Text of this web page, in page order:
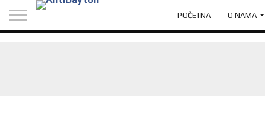
POČETNA O NAMA